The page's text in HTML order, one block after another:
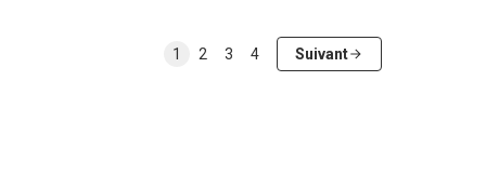
1 2 3 4 Suivant